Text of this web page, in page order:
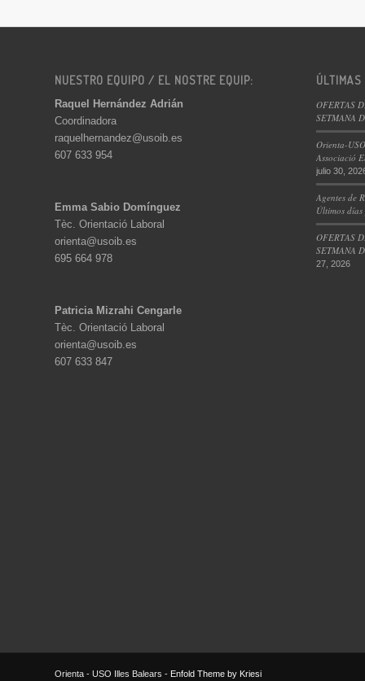
NUESTRO EQUIPO / EL NOSTRE EQUIP:
Raquel Hernández Adrián
Coordinadora
raquelhernandez@usoib.es
607 633 954
Emma Sabio Domínguez
Tèc. Orientació Laboral
orienta@usoib.es
695 664 978
Patricia Mizrahi Cengarle
Tèc. Orientació Laboral
orienta@usoib.es
607 633 847
ÚLTIMAS
OFERTAS
SETMANA
Orienta-
Associació
julio 30,
Agentes de
Últimos
OFERTAS
SETMANA
27, 2026
Orienta - USO Illes Balears - Enfold Theme by Kriesi